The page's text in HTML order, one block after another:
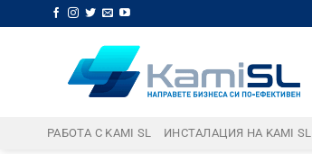
to
РАБОТА С KAMI SL ИНСТАЛАЦИЯ НА KAMI SL